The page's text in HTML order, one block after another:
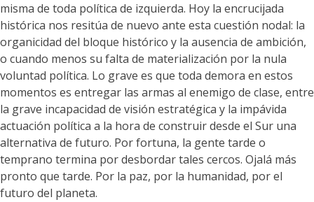
misma de toda política de izquierda. Hoy la encrucijada
histórica nos resitúa de nuevo ante esta cuestión nodal: la
organicidad del bloque histórico y la ausencia de ambición,
o cuando menos su falta de materialización por la nula
voluntad política. Lo grave es que toda demora en estos
momentos es entregar las armas al enemigo de clase, entre
la grave incapacidad de visión estratégica y la impávida
actuación política a la hora de construir desde el Sur una
alternativa de futuro. Por fortuna, la gente tarde o
temprano termina por desbordar tales cercos. Ojalá más
pronto que tarde. Por la paz, por la humanidad, por el
futuro del planeta.